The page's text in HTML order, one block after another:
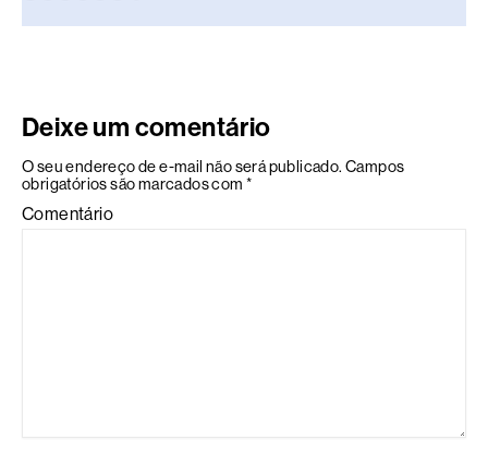
Deixe um comentário
O seu endereço de e-mail não será publicado. Campos
obrigatórios são marcados com *
Comentário